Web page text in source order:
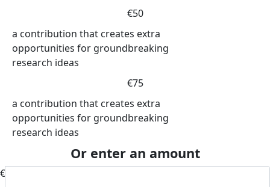
€50
a contribution that creates extra
opportunities for groundbreaking
research ideas
€75
a contribution that creates extra
opportunities for groundbreaking
research ideas
Or enter an amount
€